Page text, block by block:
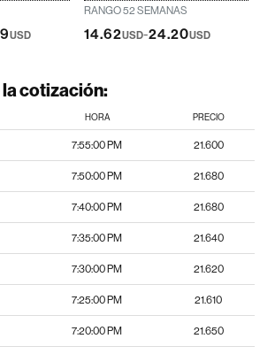
USD
RANGO 52 SEMANAS
14.62USD-24.20USD
cotización:
HORA PRECIO
7:55:00 PM 21.600
7:50:00 PM 21.680
7:40:00 PM 21.680
7:35:00 PM 21.640
7:30:00 PM 21.620
7:25:00 PM 21.610
7:20:00 PM 21.650